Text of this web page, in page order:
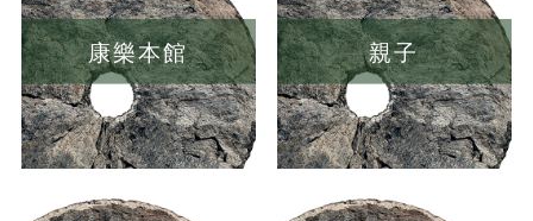
康樂本館 親子